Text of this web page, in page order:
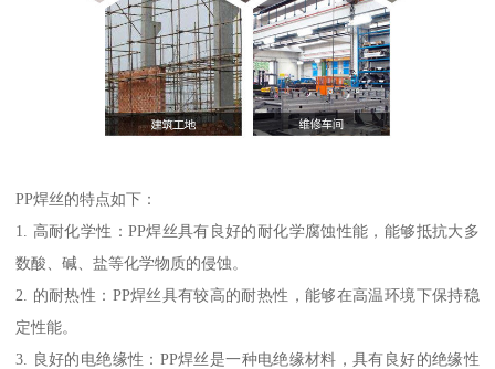
PP焊丝的特点如下：
1. 高耐化学性：PP焊丝具有良好的耐化学腐蚀性能，能够抵抗大多
数酸、碱、盐等化学物质的侵蚀。
2. 的耐热性：PP焊丝具有较高的耐热性，能够在高温环境下保持稳
定性能。
3. 良好的电绝缘性：PP焊丝是一种电绝缘材料，具有良好的绝缘性